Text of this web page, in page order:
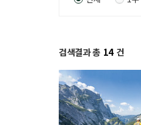
검색결과 총 14 건